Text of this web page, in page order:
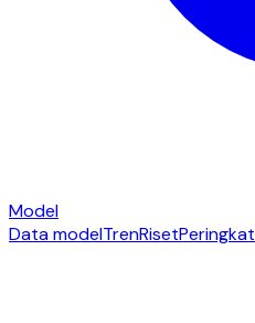
Model
Data modelTrenRisetPeringkat